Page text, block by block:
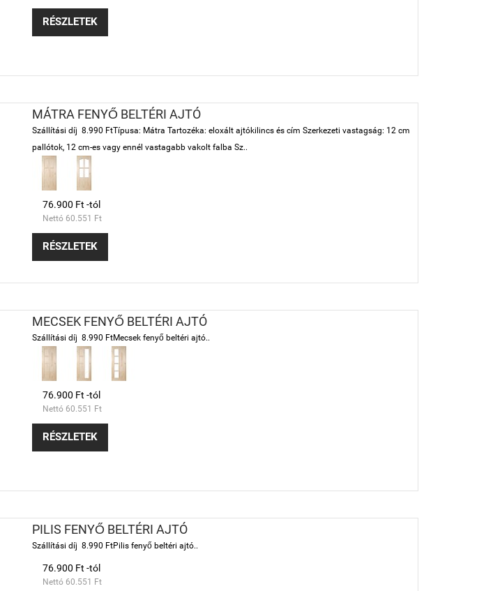
RÉSZLETEK
MÁTRA FENYŐ BELTÉRI AJTÓ
Szállítási díj 8.990 FtTípusa: Mátra Tartozéka: eloxált ajtókilincs és cím Szerkezeti vastagság: 12 cm
pallótok, 12 cm-es vagy ennél vastagabb vakolt falba Sz..
76.900 Ft -tól
Nettó 60.551 Ft
RÉSZLETEK
MECSEK FENYŐ BELTÉRI AJTÓ
Szállítási díj 8.990 FtMecsek fenyő beltéri ajtó..
76.900 Ft -tól
Nettó 60.551 Ft
RÉSZLETEK
PILIS FENYŐ BELTÉRI AJTÓ
Szállítási díj 8.990 FtPilis fenyő beltéri ajtó..
76.900 Ft -tól
Nettó 60.551 Ft